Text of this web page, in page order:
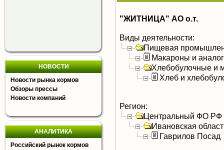
НОВОСТИ
Новости рынка кормов
Обзоры прессы
Новости компаний
АНАЛИТИКА
Российский рынок кормов
"ЖИТНИЦА" АО о.т.
Виды деятельности:
Пищевая
Макароны и
Хлебобулочные и
Хлеб и
Регион:
Центральный ФО РФ
Ивановская
Гаврилов Посад